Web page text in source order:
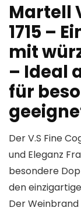
Martell
1715 –
mit
– Ideal
für
Der V.S Fine
und Eleganz
besondere
den
Der